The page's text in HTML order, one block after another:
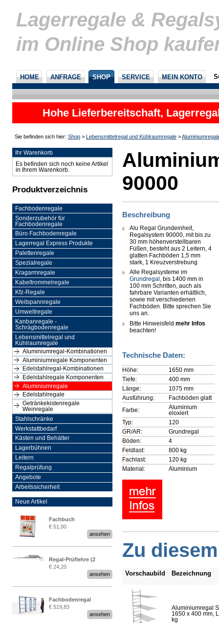
Lagerregale &
im Online Shop
HOME ANFRAGE SHOP SERVICE MEIN KONTO
Hohe Lieferbereitschaft,
nicht
Sie befinden sich hier: Shop > Lebensmittelregal und Kühlraumregale >
Ihr Warenkorb
Es befinden sich noch keine Artikel
in Ihrem Warenkorb.
Produktverzeichnis
Fachbodenregale
Sonderzubehör für
Fachbodenregale
Büro Fachbodenregale
Lagerregal Express Produkte
Palettenregale
Spezialregale
Kragarmregale
Kabeltrommelregale
Kfz-Regale
Weitspannregale
Umweltregale
Kanbanregale -
Schrägbodenregale
Lebensmittelregal und
Kühlraumregale
Aluminiumregal-Kombinationen
Aluminiumregale Komponenten
Edelstahlregal-Kombinationen
Edelstahlregale Komponenten
Aluminiumregale
Edelstahlregale
Getränkekistenregale
Weinregale
Stahlschränke
Werkstattbedarf
Kästen und Behälter
Lagerbühnen
Leitern
Regalprüfung
Angebote
Arbeitssicherheit
Neue Artikel
Fachbuch
„Regalprüfung nach DIN
€ 51,00
ansehen
Regal-Prüflehre (2
Stück)
€ 24,20
ansehen
Fachbodenregal
Stecksystem MultiPlus
2,25 Meter breit
€ 519,83
ansehen
90000
Beschreibung
Alu Regal Grundeinheit,
Regalsystem 90000, mit bis zu
30 mm höhenverstellbaren
Füßen, besteht aus 2 Leitern, 4
glatten Fachböden 1,5 mm
stark, 1 Kreuzverstrebung
Alle Regalsysteme im
Grundregal , bis 1400 mm in
100 mm Schritten, auch als
fahrbare Varianten erhältlich,
sowie mit verschiedenen
Fachböden. Bitte sprechen Sie
uns an.
Bitte Hinweisfeld mehr Infos
beachten!
Technische Daten:
Höhe:
1650 mm
Tiefe:
400 mm
Länge:
1075 mm
Ausführung:
Fachböden glatt
Farbe:
Aluminium
eloxiert
Typ:
120
GR/AR:
Grundregal
Böden:
4
Feldlast:
800 kg
Fachlast:
120 kg
Material:
Aluminium
Zu
Vorschaubild Bezeichnung
Aluminiumregal
1650 x 400 mm,
kg